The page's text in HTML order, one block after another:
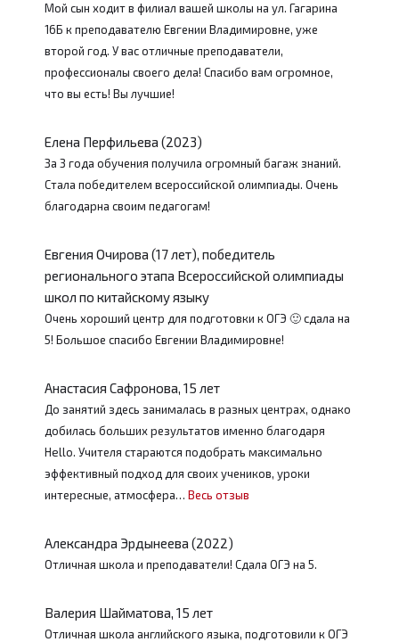
Мой сын ходит в филиал вашей школы на ул. Гагарина
16Б к преподавателю Евгении Владимировне, уже
второй год. У вас отличные преподаватели,
профессионалы своего дела! Спасибо вам огромное,
что вы есть! Вы лучшие!
Елена Перфильева (2023)
За 3 года обучения получила огромный багаж знаний.
Стала победителем всероссийской олимпиады. Очень
благодарна своим педагогам!
Евгения Очирова (17 лет), победитель
регионального этапа Всероссийской олимпиады
школ по китайскому языку
Очень хороший центр для подготовки к ОГЭ 🙂 сдала на
5! Большое спасибо Евгении Владимировне!
Анастасия Сафронова, 15 лет
До занятий здесь занималась в разных центрах, однако
добилась больших результатов именно благодаря
Hello. Учителя стараются подобрать максимально
эффективный подход для своих учеников, уроки
интересные, атмосфера… Весь отзыв
Александра Эрдынеева (2022)
Отличная школа и преподаватели! Сдала ОГЭ на 5.
Валерия Шайматова, 15 лет
Отличная школа английского языка, подготовили к ОГЭ